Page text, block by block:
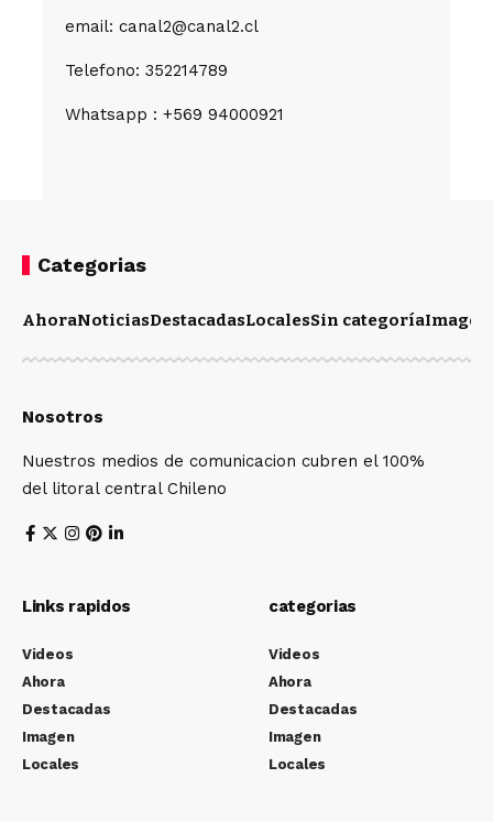
email: canal2@canal2.cl
Telefono: 352214789
Whatsapp : +569 94000921
Categorias
AhoraNoticiasDestacadasLocalesSin categoríaImagen
Nosotros
Nuestros medios de comunicacion cubren el 100%
del litoral central Chileno
Links rapidos
Videos
Ahora
Destacadas
Imagen
Locales
categorias
Videos
Ahora
Destacadas
Imagen
Locales